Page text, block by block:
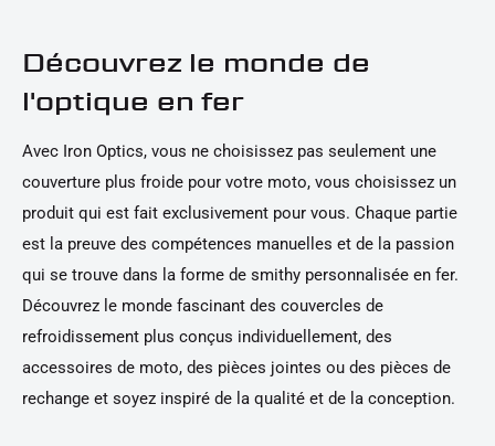
Découvrez le monde de
l'optique en fer
Avec Iron Optics, vous ne choisissez pas seulement une
couverture plus froide pour votre moto, vous choisissez un
produit qui est fait exclusivement pour vous. Chaque partie
est la preuve des compétences manuelles et de la passion
qui se trouve dans la forme de smithy personnalisée en fer.
Découvrez le monde fascinant des couvercles de
refroidissement plus conçus individuellement, des
accessoires de moto, des pièces jointes ou des pièces de
rechange et soyez inspiré de la qualité et de la conception.